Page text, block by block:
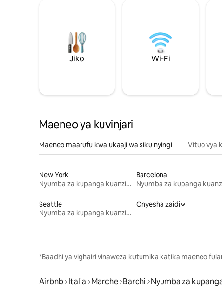
Jiko Wi-Fi
Maeneo ya kuvinjari
Maeneo maarufu kwa ukaaji wa siku nyingi Vituo vya
New York
Nyumba za kupanga kuanzia mwezi mmoja
Barcelona
Seattle
Nyumba za kupanga kuanzia mwezi mmoja
Onyesha zaidi
*Baadhi ya vighairi vinaweza kutumika katika maeneo
Airbnb Italia Marche Barchi Nyumba za